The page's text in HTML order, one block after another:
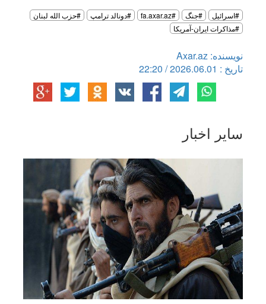
#اسرائیل #جنگ #fa.axar.az #دونالد ترامپ
#حزب الله لبنان
#مذاکرات ایران-آمریکا
نویسنده: Axar.az
تاریخ : 2026.06.01 / 22:20
سایر اخبار